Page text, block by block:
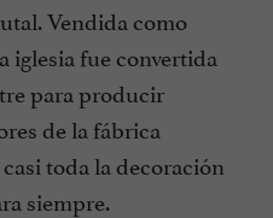
Vendida como
iglesia fue convertida
para producir
de la fábrica
toda la decoración
siempre.